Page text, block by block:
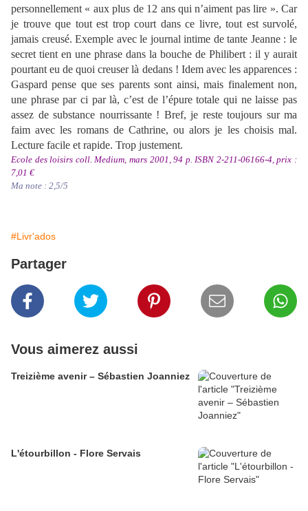
personnellement « aux plus de 12 ans qui n’aiment pas lire ». Car
je trouve que tout est trop court dans ce livre, tout est survolé,
jamais creusé. Exemple avec le journal intime de tante Jeanne : le
secret tient en une phrase dans la bouche de Philibert : il y aurait
pourtant eu de quoi creuser là dedans ! Idem avec les apparences :
Gaspard pense que ses parents sont ainsi, mais finalement non,
une phrase par ci par là, c’est de l’épure totale qui ne laisse pas
assez de substance nourrissante ! Bref, je reste toujours sur ma
faim avec les romans de Cathrine, ou alors je les choisis mal.
Lecture facile et rapide. Trop justement.
Ecole des loisirs coll. Medium, mars 2001, 94 p. ISBN 2-211-06166-4, prix :
7,01 €
Ma note : 2,5/5
#Livr'ados
Partager
Vous aimerez aussi
Treizième avenir – Sébastien Joanniez
L'étourbillon - Flore Servais